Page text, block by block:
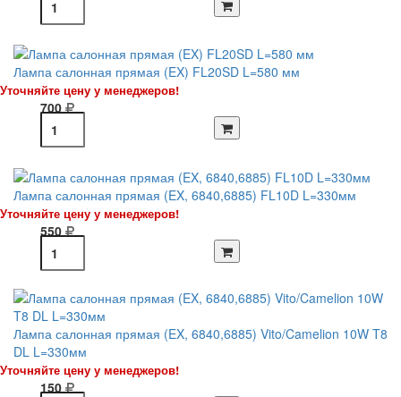
Лампа салонная прямая (EX) FL20SD L=580 мм
Уточняйте цену у менеджеров!
700
Лампа салонная прямая (EX, 6840,6885) FL10D L=330мм
Уточняйте цену у менеджеров!
550
Лампа салонная прямая (EX, 6840,6885) Vito/Camelion 10W T8
DL L=330мм
Уточняйте цену у менеджеров!
150